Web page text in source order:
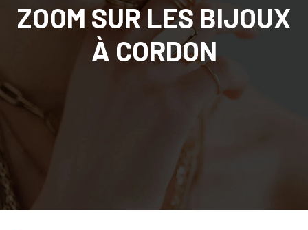
ZOOM SUR LES BIJOUX
À CORDON